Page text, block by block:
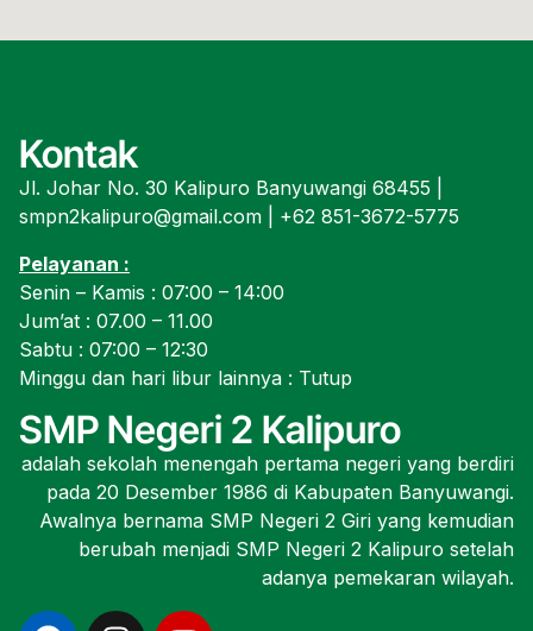
Kontak
Jl. Johar No. 30 Kalipuro Banyuwangi 68455 |
smpn2kalipuro@gmail.com | +62 851-3672-5775
Pelayanan :
Senin – Kamis : 07:00 – 14:00
Jum’at : 07.00 – 11.00
Sabtu : 07:00 – 12:30
Minggu dan hari libur lainnya : Tutup
SMP Negeri 2 Kalipuro
adalah sekolah menengah pertama negeri yang berdiri
pada 20 Desember 1986 di Kabupaten Banyuwangi.
Awalnya bernama SMP Negeri 2 Giri yang kemudian
berubah menjadi SMP Negeri 2 Kalipuro setelah
adanya pemekaran wilayah.